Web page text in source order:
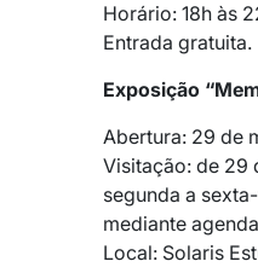
Horário: 18h às
Entrada gratuita.
Exposição
Abertura: 29 de
Visitação: de 29
segunda a
mediante
Local: Solaris